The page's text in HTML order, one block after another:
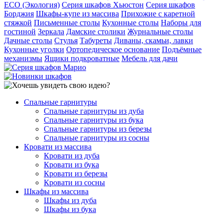
ECO (Экология) Серия шкафов Хьюстон Серия шкафов
Борджия Шкафы-купе из массива Прихожие с каретной
стяжкой Письменные столы Кухонные столы Наборы для
гостиной Зеркала Дамские столики Журнальные столы
Дачные столы Стулья Табуреты Диваны, скамьи, лавки
Кухонные уголки Ортопедическое основание Подъёмные
механизмы Ящики подкроватные Мебель для дачи
Спальные гарнитуры
Спальные гарнитуры из дуба
Спальные гарнитуры из бука
Спальные гарнитуры из березы
Спальные гарнитуры из сосны
Кровати из массива
Кровати из дуба
Кровати из бука
Кровати из березы
Кровати из сосны
Шкафы из массива
Шкафы из дуба
Шкафы из бука